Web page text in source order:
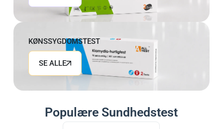
KØNSSYGDOMSTEST
SE ALLE
Populære Sundhedstest